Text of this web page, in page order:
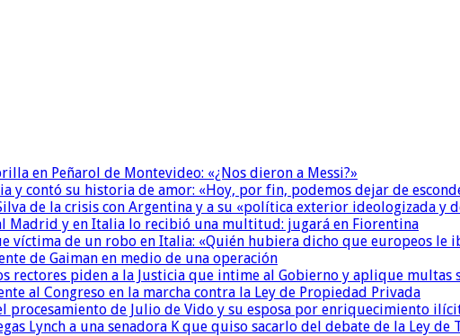
en Peñarol de Montevideo: «¿Nos dieron a Messi?»
y contó su historia de amor: «Hoy, por fin, podemos dejar de
de la crisis con Argentina y a su «política exterior ideologizada y
Madrid y en Italia lo recibió una multitud: jugará en Fiorentina
víctima de un robo en Italia: «Quién hubiera dicho que europeos le
de Gaiman en medio de una operación
rectores piden a la Justicia que intime al Gobierno y aplique multas
al Congreso en la marcha contra la Ley de Propiedad Privada
procesamiento de Julio de Vido y su esposa por enriquecimiento
Lynch a una senadora K que quiso sacarlo del debate de la Ley